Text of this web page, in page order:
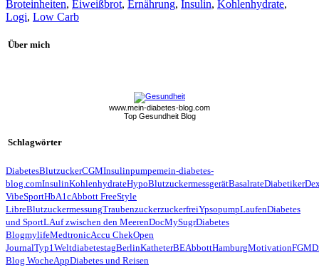
Broteinheiten, Eiweißbrot, Ernährung, Insulin, Kohlenhydrate,
Logi, Low Carb
Über mich
www.mein-diabetes-blog.com
Top Gesundheit Blog
Schlagwörter
DiabetesBlutzuckerCGMInsulinpumpemein-diabetes-
blog.comInsulinKohlenhydrateHypoBlutzuckermessgerätBasalrateDiabetiker
VibeSportHbA1cAbbott FreeStyle
LibreBlutzuckermessungTraubenzuckerzuckerfreiYpsopumpLaufenDiabetes
und SportLAuf zwischen den MeerenDocMySugrDiabetes
BlogmylifeMedtronicAccu ChekOpen
JournalTyp1 WeltdiabetestagBerlinKatheterBEAbbottHamburgMotivationFGM
Blog WocheAppDiabetes und Reisen